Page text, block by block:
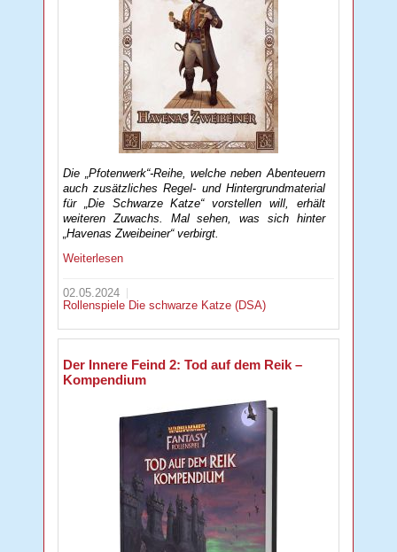
Die „Pfotenwerk“-Reihe, welche neben Abenteuern
auch zusätzliches Regel- und Hintergrundmaterial
für „Die Schwarze Katze“ vorstellen will, erhält
weiteren Zuwachs. Mal sehen, was sich hinter
„Havenas Zweibeiner“ verbirgt.
Weiterlesen
02.05.2024
Rollenspiele Die schwarze Katze (DSA)
Der Innere Feind 2: Tod auf dem Reik –
Kompendium